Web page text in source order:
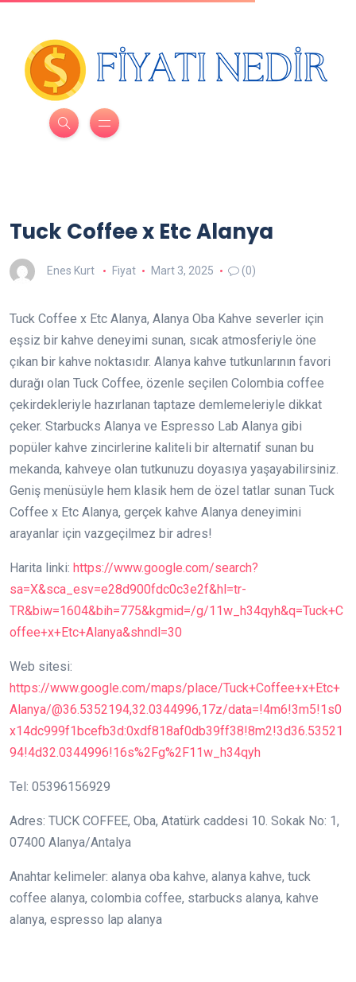
Tuck Coffee x Etc Alanya
Enes Kurt Fiyat Mart 3, 2025 (0)
Tuck Coffee x Etc Alanya, Alanya Oba Kahve severler için
eşsiz bir kahve deneyimi sunan, sıcak atmosferiyle öne
çıkan bir kahve noktasıdır. Alanya kahve tutkunlarının favori
durağı olan Tuck Coffee, özenle seçilen Colombia coffee
çekirdekleriyle hazırlanan taptaze demlemeleriyle dikkat
çeker. Starbucks Alanya ve Espresso Lab Alanya gibi
popüler kahve zincirlerine kaliteli bir alternatif sunan bu
mekanda, kahveye olan tutkunuzu doyasıya yaşayabilirsiniz.
Geniş menüsüyle hem klasik hem de özel tatlar sunan Tuck
Coffee x Etc Alanya, gerçek kahve Alanya deneyimini
arayanlar için vazgeçilmez bir adres!
Harita linki: https://www.google.com/search?
sa=X&sca_esv=e28d900fdc0c3e2f&hl=tr-
TR&biw=1604&bih=775&kgmid=/g/11w_h34qyh&q=Tuck+C
offee+x+Etc+Alanya&shndl=30
Web sitesi:
https://www.google.com/maps/place/Tuck+Coffee+x+Etc+
Alanya/@36.5352194,32.0344996,17z/data=!4m6!3m5!1s0
x14dc999f1bcefb3d:0xdf818af0db39ff38!8m2!3d36.53521
94!4d32.0344996!16s%2Fg%2F11w_h34qyh
Tel: 05396156929
Adres: TUCK COFFEE, Oba, Atatürk caddesi 10. Sokak No: 1,
07400 Alanya/Antalya
Anahtar kelimeler: alanya oba kahve, alanya kahve, tuck
coffee alanya, colombia coffee, starbucks alanya, kahve
alanya, espresso lap alanya